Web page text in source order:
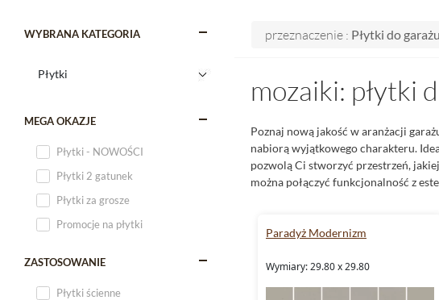
WYBRANA KATEGORIA
MEGA OKAZJE
Płytki - NOWOŚCI
Płytki 2 gatunek
Płytki za grosze
Promocje na płytki
ZASTOSOWANIE
Płytki ścienne
przeznaczenie : Płytki do garażu
mozaiki: płytki
Poznaj nową jakość w aranżacji
nabiorą wyjątkowego charakteru.
pozwolą Ci stworzyć przestrzeń,
można połączyć funkcjonalność z
Paradyż Modernizm
Wymiary: 29.80 x 29.80